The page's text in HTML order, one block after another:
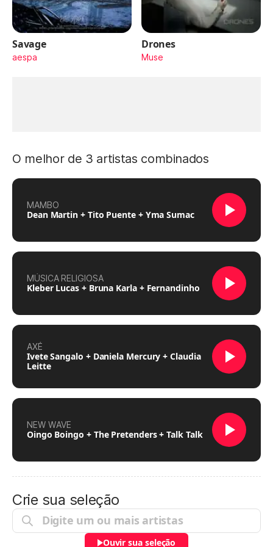
Savage
aespa
Drones
Muse
O melhor de 3 artistas combinados
MAMBO
Dean Martin + Tito Puente + Yma Sumac
MÚSICA RELIGIOSA
Kleber Lucas + Bruna Karla + Fernandinho
AXÉ
Ivete Sangalo + Daniela Mercury + Claudia
Leitte
NEW WAVE
Oingo Boingo + The Pretenders + Talk Talk
Crie sua seleção
Ouvir sua seleção